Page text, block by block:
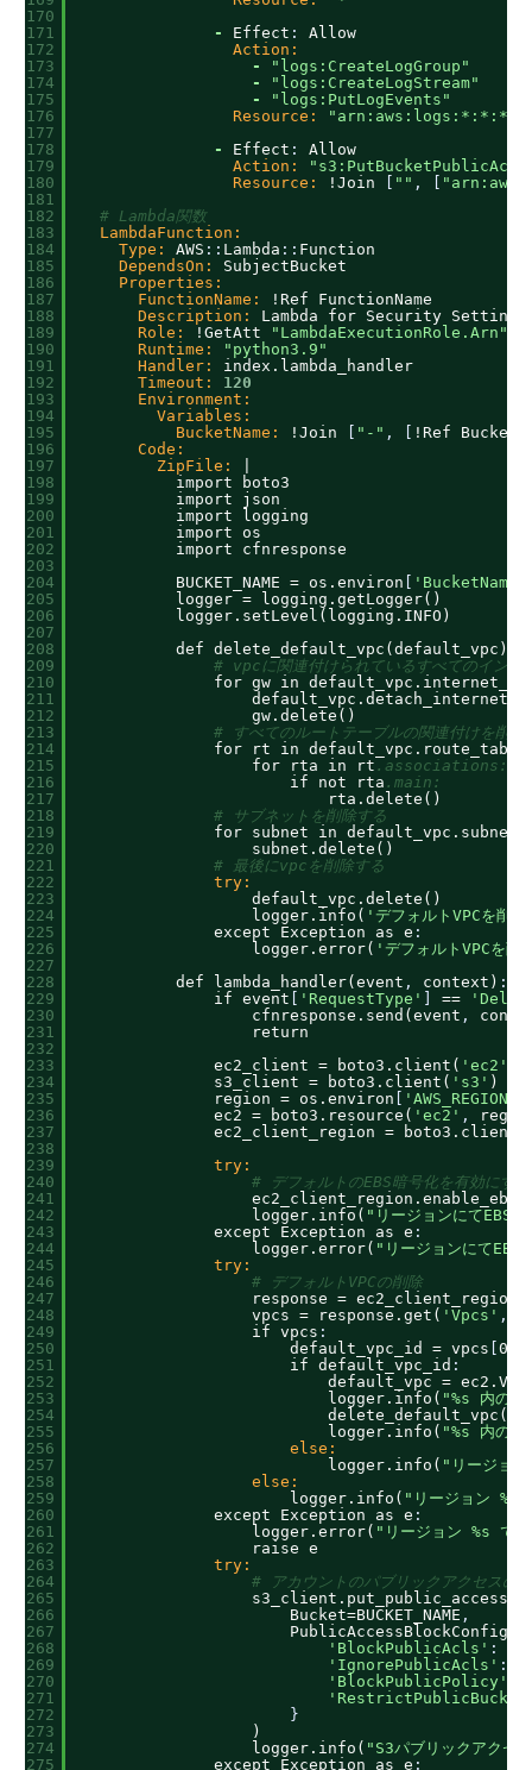
170
171
172
173
174
175
176
177
178
179
180
181
182
183
184
185
186
187
188
189
190
191
192
193
194
195
196
197
198
199
200
201
202
203
204
205
206
207
208
209
210
211
212
213
214
215
216
217
218
219
220
221
222
223
224
225
226
227
228
229
230
231
232
233
234
235
236
237
238
239
240
241
242
243
244
245
246
247
248
249
250
251
252
253
254
255
256
257
258
259
260
261
262
263
264
265
266
267
268
269
270
271
272
273
274
275
-
Effect :
Allow
Action:
-
"logs:CreateLogGroup"
-
"logs:CreateLogStream"
-
"logs:PutLogEvents"
Resource:
"arn:aws:logs:*:*:*"
-
Effect :
Allow
Action:
Resource:
!Join "" ,
# Lambda関数
LambdaFunction:
Type:
AWS : : Lambda : : Function
DependsOn:
SubjectBucket
Properties:
FunctionName:
!Ref FunctionName
Description:
Lambda for Security Settings
Role:
!GetAtt
"LambdaExecutionRole.Arn"
Runtime:
"python3.9"
Handler:
index.lambda_handler
Timeout:
120
Environment:
Variables:
BucketName:
!Join "-" ,
!Ref
Code:
ZipFile:
import boto3
import json
import logging
import os
import cfnresponse
BUCKET_NAME = os.environ
'BucketName'
logger = logging.getLogger()
logger.setLevel(logging.INFO)
def delete_default_vpc(default_vpc)
# vpcに関連付けられているすべてのインタ
for gw in
gw.delete()
# すべてのルートテーブルの関連付けを削除
for rt in
for rta in rt .associations:
if not rta .main:
rta.delete()
# サブネットを削除する
for subnet in
subnet.delete()
# 最後にvpcを削除する
try:
default_vpc.delete()
logger.info( 'デフォルトVPCを削
except Exception as e :
logger.error( 'デフォルトVPCを
def lambda_handler(event , context) :
if event
'RequestType' ==
cfnresponse.send(event ,
return
ec2_client = boto3.client( 'ec2'
s3_client = boto3.client( 's3' )
region = os.environ
'AWS_REGION'
ec2 = boto3.resource( 'ec2' ,
ec2_client_region = boto3.client(
try:
# デフォルトのEBS暗号化を有効にする
logger.info( "リージョンにてEBS
except Exception as e :
logger.error( "リージョンにてEBS
try:
# デフォルトVPCの削除
response =
vpcs = response.get( 'Vpcs' ,
if vpcs :
default_vpc_id = vpcs 0
if default_vpc_id :
default_vpc =
logger.info( "%s 内の
logger.info( "%s 内のデ
else:
logger.info( "リージョ
else:
logger.info( "リージョン %s
except Exception as e :
logger.error( "リージョン %s で
raise e
try:
# アカウントのパブリックアクセスの
Bucket=BUCKET_NAME ,
'BlockPublicAcls' :
'IgnorePublicAcls' :
'BlockPublicPolicy'
}
)
logger.info( "S3パブリックアクセ
except Exception as e :